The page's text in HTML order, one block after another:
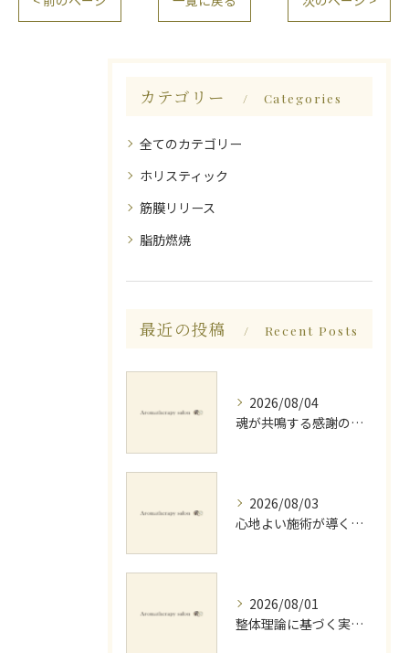
カテゴリー Categories
全てのカテゴリー
ホリスティック
筋膜リリース
脂肪燃焼
最近の投稿 Recent Posts
2026/08/04
魂が共鳴する感謝の心と天地創造
2026/08/03
心地よい施術が導く深いリラックス睡眠効果
2026/08/01
整体理論に基づく実践ストレッチング技術